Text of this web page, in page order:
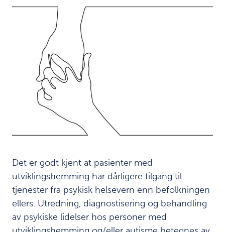
Det er godt kjent at pasienter med
utviklingshemming har dårligere tilgang til
tjenester fra psykisk helsevern enn befolkningen
ellers. Utredning, diagnostisering og behandling
av psykiske lidelser hos personer med